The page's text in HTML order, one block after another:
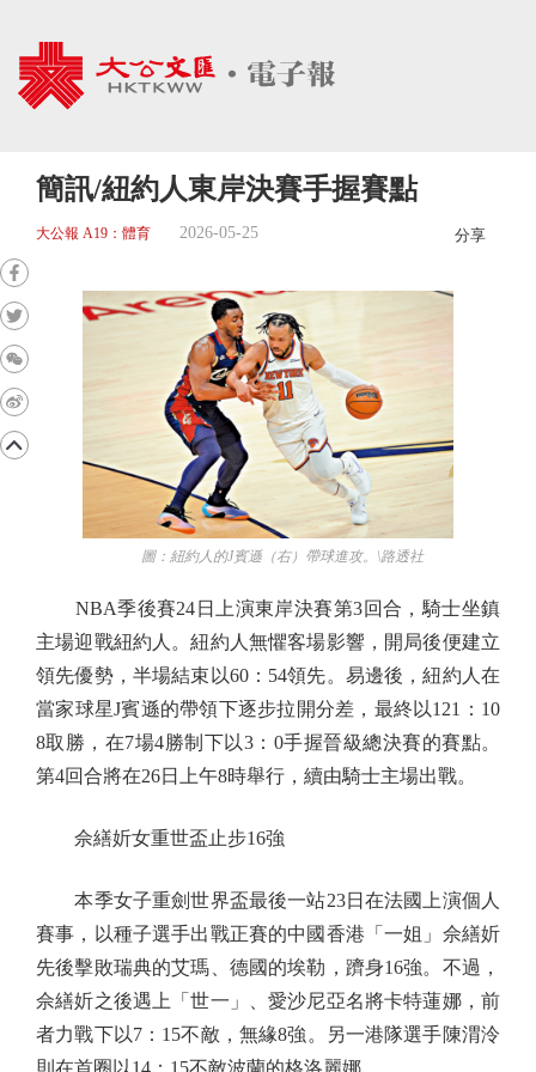
簡訊/紐約人東岸決賽手握賽點
大公報 A19：體育 2026-05-25 分享
圖：紐約人的J賓遜（右）帶球進攻。\路透社
NBA季後賽24日上演東岸決賽第3回合，騎士坐鎮
主場迎戰紐約人。紐約人無懼客場影響，開局後便建立
領先優勢，半場結束以60：54領先。易邊後，紐約人在
當家球星J賓遜的帶領下逐步拉開分差，最終以121：10
8取勝，在7場4勝制下以3：0手握晉級總決賽的賽點。
第4回合將在26日上午8時舉行，續由騎士主場出戰。
佘繕妡女重世盃止步16強
本季女子重劍世界盃最後一站23日在法國上演個人
賽事，以種子選手出戰正賽的中國香港「一姐」佘繕妡
先後擊敗瑞典的艾瑪、德國的埃勒，躋身16強。不過，
佘繕妡之後遇上「世一」、愛沙尼亞名將卡特蓮娜，前
者力戰下以7：15不敵，無緣8強。另一港隊選手陳渭泠